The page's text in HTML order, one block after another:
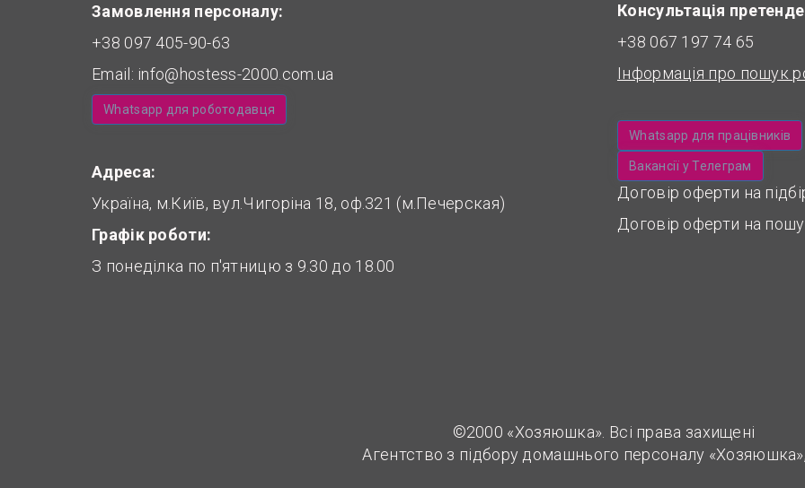
Замовлення персоналу:
+38 097 405-90-63
Email: info@hostess-2000.com.ua
Whatsapp для роботодавця
Адреса:
Україна, м.Київ, вул.Чигоріна 18, оф.321 (м.Печерская)
Графік роботи:
З понеділка по п'ятницю з 9.30 до 18.00
Консультація
+38 067 197 74 65
Інформація про пошук
Whatsapp для працівників
Вакансії у Телеграм
Договір оферти на
Договір оферти на
©2000 «Хозяюшка». Всі права захищені
Агентство з підбору домашнього персоналу